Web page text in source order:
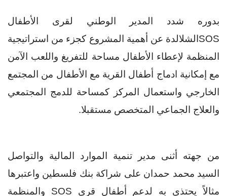
بدوره شدد المدير الوطني لقرى الأطفال
SOS الشلالدة عن أهمية المشروع كجزء من استراتيجية
المنظمة لإعطاء الأطفال مساحة للتفريغ واللعب الآمن
مع إمكانية ادماج أطفال القرية مع الأطفال من المجتمع
الخارجي واستعمال المركز كمساحة للدمج المجتمعي
والعلاج الجماعي المتخصص مستقبلا.
من جهته أثنى مدير تنمية الموارد المالية والتواصل
السيد محمد حمدان على شراكة بنك فلسطين واعتبرها
مثالاً يحتذى به لدعم أطفال قرى SOS والمنظمة